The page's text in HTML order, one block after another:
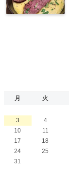
月 火
3
4
10
11
17
18
24
25
31